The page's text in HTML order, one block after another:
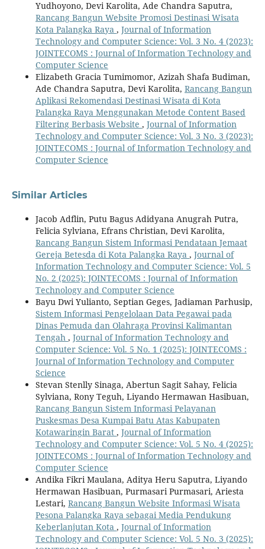
Yudhoyono, Devi Karolita, Ade Chandra Saputra,
Rancang Bangun Website Promosi Destinasi Wisata
Kota Palangka Raya , Journal of Information
Technology and Computer Science: Vol. 3 No. 4 (2023):
JOINTECOMS : Journal of Information Technology and
Computer Science
Elizabeth Gracia Tumimomor, Azizah Shafa Budiman,
Ade Chandra Saputra, Devi Karolita, Rancang Bangun
Aplikasi Rekomendasi Destinasi Wisata di Kota
Palangka Raya Menggunakan Metode Content Based
Filtering Berbasis Website , Journal of Information
Technology and Computer Science: Vol. 3 No. 3 (2023):
JOINTECOMS : Journal of Information Technology and
Computer Science
Similar Articles
Jacob Adflin, Putu Bagus Adidyana Anugrah Putra,
Felicia Sylviana, Efrans Christian, Devi Karolita,
Rancang Bangun Sistem Informasi Pendataan Jemaat
Gereja Betesda di Kota Palangka Raya , Journal of
Information Technology and Computer Science: Vol. 5
No. 2 (2025): JOINTECOMS : Journal of Information
Technology and Computer Science
Bayu Dwi Yulianto, Septian Geges, Jadiaman Parhusip,
Sistem Informasi Pengelolaan Data Pegawai pada
Dinas Pemuda dan Olahraga Provinsi Kalimantan
Tengah , Journal of Information Technology and
Computer Science: Vol. 5 No. 1 (2025): JOINTECOMS :
Journal of Information Technology and Computer
Science
Stevan Stenlly Sinaga, Abertun Sagit Sahay, Felicia
Sylviana, Rony Teguh, Liyando Hermawan Hasibuan,
Rancang Bangun Sistem Informasi Pelayanan
Puskesmas Desa Kumpai Batu Atas Kabupaten
Kotawaringin Barat , Journal of Information
Technology and Computer Science: Vol. 5 No. 4 (2025):
JOINTECOMS : Journal of Information Technology and
Computer Science
Andika Fikri Maulana, Aditya Heru Saputra, Liyando
Hermawan Hasibuan, Purmasari Purmasari, Ariesta
Lestari, Rancang Bangun Website Informasi Wisata
Pesona Palangka Raya sebagai Media Pendukung
Keberlanjutan Kota , Journal of Information
Technology and Computer Science: Vol. 5 No. 3 (2025):